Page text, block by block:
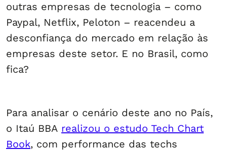
outras empresas de tecnologia – como
Paypal, Netflix, Peloton – reacendeu a
desconfiança do mercado em relação às
empresas deste setor. E no Brasil, como
fica?
Para analisar o cenário deste ano no País,
o Itaú BBA realizou o estudo Tech Chart
Book, com performance das techs